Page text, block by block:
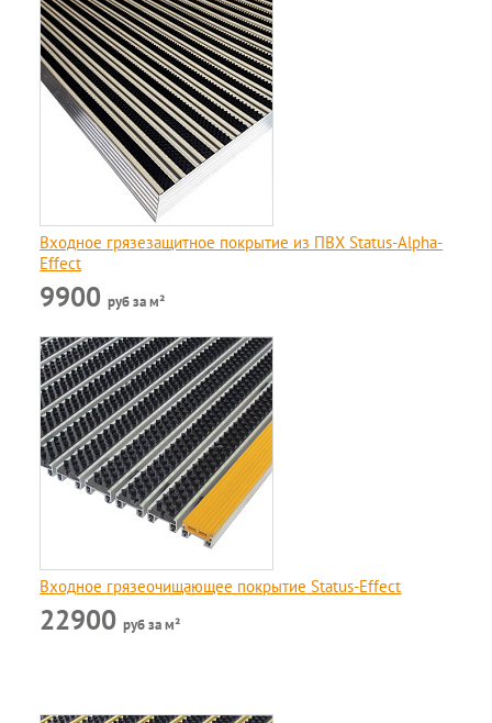
Входное грязезащитное покрытие из ПВХ Status-Alpha-
Effect
9900руб за м²
Входное грязеочищающее покрытие Status-Effect
22900руб за м²